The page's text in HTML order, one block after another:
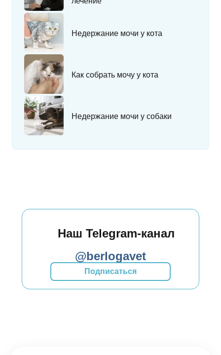
Недержание мочи у кота
Как собрать мочу у кота
Недержание мочи у собаки
Наш Telegram-канал
@berlogavet
Подписаться